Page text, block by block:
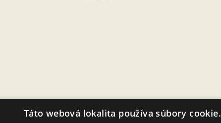
Táto webová lokalita používa súbory cookie.